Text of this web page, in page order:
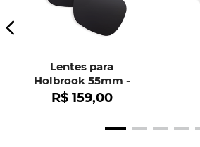
Lentes para
Holbrook 55mm -
OO9102
R$ 159,00